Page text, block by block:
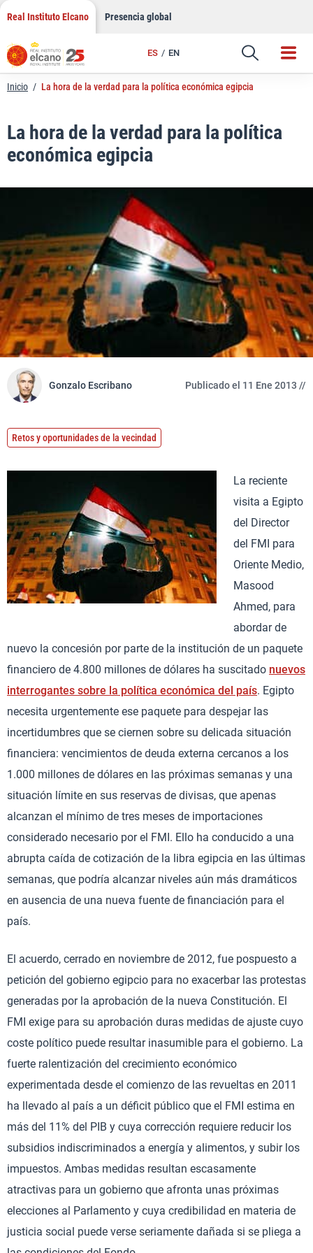
Saltar
contenido
Real Instituto Elcano Presencia global
ES EN
Enlace
Inicio / La hora de la verdad para la política económica egipcia
La hora de la verdad para la política
económica egipcia
Gonzalo Escribano Publicado el 11 Ene 2013 //
Retos y oportunidades de la vecindad
La reciente
visita a Egipto
del Director
del FMI para
Oriente Medio,
Masood
Ahmed, para
abordar de
nuevo la concesión por parte de la institución de un paquete
financiero de 4.800 millones de dólares ha suscitado nuevos
interrogantes sobre la política económica del país. Egipto
necesita urgentemente ese paquete para despejar las
incertidumbres que se ciernen sobre su delicada situación
financiera: vencimientos de deuda externa cercanos a los
1.000 millones de dólares en las próximas semanas y una
situación límite en sus reservas de divisas, que apenas
alcanzan el mínimo de tres meses de importaciones
considerado necesario por el FMI. Ello ha conducido a una
abrupta caída de cotización de la libra egipcia en las últimas
semanas, que podría alcanzar niveles aún más dramáticos
en ausencia de una nueva fuente de financiación para el
país.
El acuerdo, cerrado en noviembre de 2012, fue pospuesto a
petición del gobierno egipcio para no exacerbar las protestas
generadas por la aprobación de la nueva Constitución. El
FMI exige para su aprobación duras medidas de ajuste cuyo
coste político puede resultar inasumible para el gobierno. La
fuerte ralentización del crecimiento económico
experimentada desde el comienzo de las revueltas en 2011
ha llevado al país a un déficit público que el FMI estima en
más del 11% del PIB y cuya corrección requiere reducir los
subsidios indiscriminados a energía y alimentos, y subir los
impuestos. Ambas medidas resultan escasamente
atractivas para un gobierno que afronta unas próximas
elecciones al Parlamento y cuya credibilidad en materia de
justicia social puede verse seriamente dañada si se pliega a